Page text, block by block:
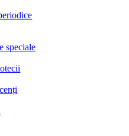
speciale